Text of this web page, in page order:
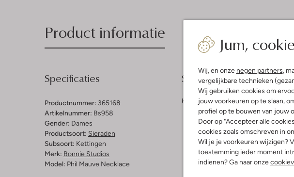
Jum,
Wij, en onze negen partners,
vergelijkbare technieken
Wij gebruiken cookies om
jouw voorkeuren op te slaan,
profiel op te bouwen van jouw
Door op "Accepteer alle
cookies zoals omschreven in
Wil je je voorkeuren wijzigen?
toestemming ieder moment
indienen? Ga naar onze
Product informatie
Specificaties
Productnummer: 365168
Artikelnummer: Bs958
Gender: Dames
Productsoort: Sieraden
Subsoort: Kettingen
Merk: Bonnie Studios
Model: Phil Mauve Necklace
Samenstelling &
Kleur:Roze